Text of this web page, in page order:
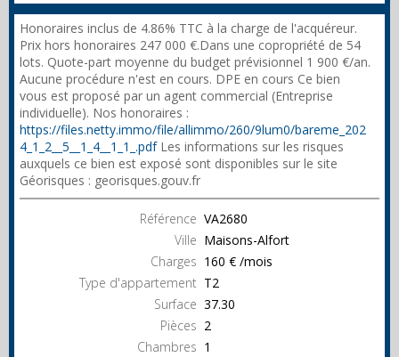
Honoraires inclus de 4.86% TTC à la charge de l'acquéreur.
Prix hors honoraires 247 000 €.Dans une copropriété de 54
lots. Quote-part moyenne du budget prévisionnel 1 900 €/an.
Aucune procédure n'est en cours. DPE en cours Ce bien
vous est proposé par un agent commercial (Entreprise
individuelle). Nos honoraires :
https://files.netty.immo/file/allimmo/260/9lum0/bareme_202
4_1_2__5__1_4__1_1_.pdfLes informations sur les risques
auxquels ce bien est exposé sont disponibles sur le site
Géorisques : georisques.gouv.fr
Référence VA2680
Ville Maisons-Alfort
Charges 160 € /mois
Type d'appartement T2
Surface 37.30
Pièces 2
Chambres 1